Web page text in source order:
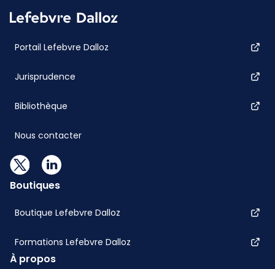
Portail Lefebvre Dalloz
Jurisprudence
Bibliothèque
Nous contacter
Boutiques
Boutique Lefebvre Dalloz
Formations Lefebvre Dalloz
À propos